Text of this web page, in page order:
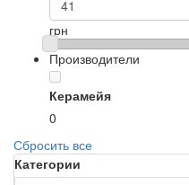
грн
Производители
Керамейя
0
Сбросить все
Категории